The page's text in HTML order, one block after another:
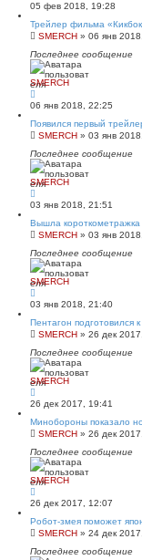
05 фев 2018, 19:28
Трейлер фильма
SMERCH » 06 янв
Последнее сообщение
SMERCH
06 янв 2018, 22:25
Появился первый
SMERCH » 03 янв
Последнее сообщение
SMERCH
03 янв 2018, 21:51
Вышла короткометражка
SMERCH » 03 янв
Последнее сообщение
SMERCH
03 янв 2018, 21:40
Пентагон подготовился
SMERCH » 26 дек
Последнее сообщение
SMERCH
26 дек 2017, 19:41
Минобороны показало
SMERCH » 26 дек
Последнее сообщение
SMERCH
26 дек 2017, 12:07
Робот-змея поможет
SMERCH » 24 дек
Последнее сообщение